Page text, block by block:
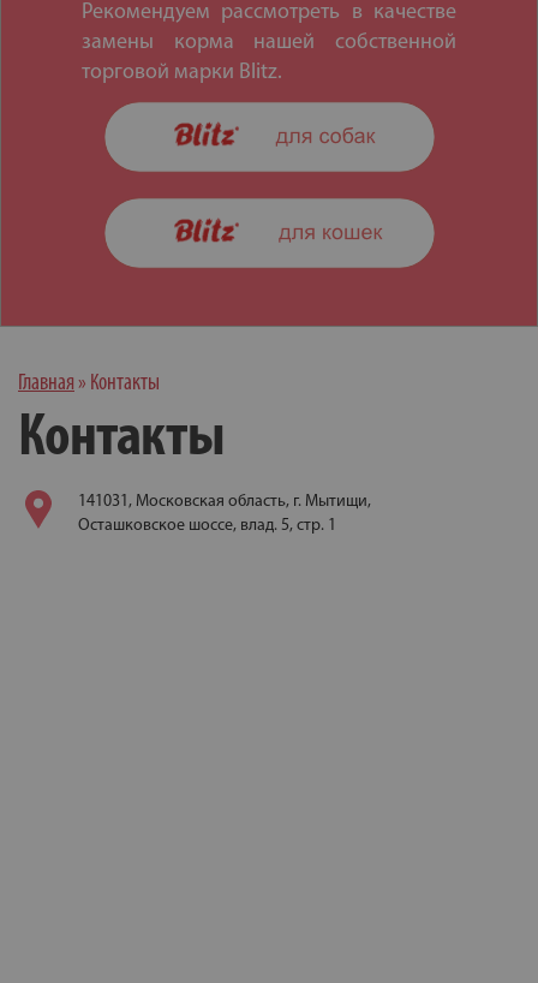
Рекомендуем рассмотреть в качестве
замены корма нашей собственной
торговой марки Blitz.
Главная » Контакты
Контакты
141031, Московская область, г. Мытищи,
Осташковское шоссе, влад. 5, стр. 1